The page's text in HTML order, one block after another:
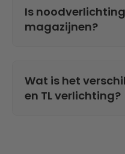
Is
magazijnen?
Wat is het
en TL verlichting?